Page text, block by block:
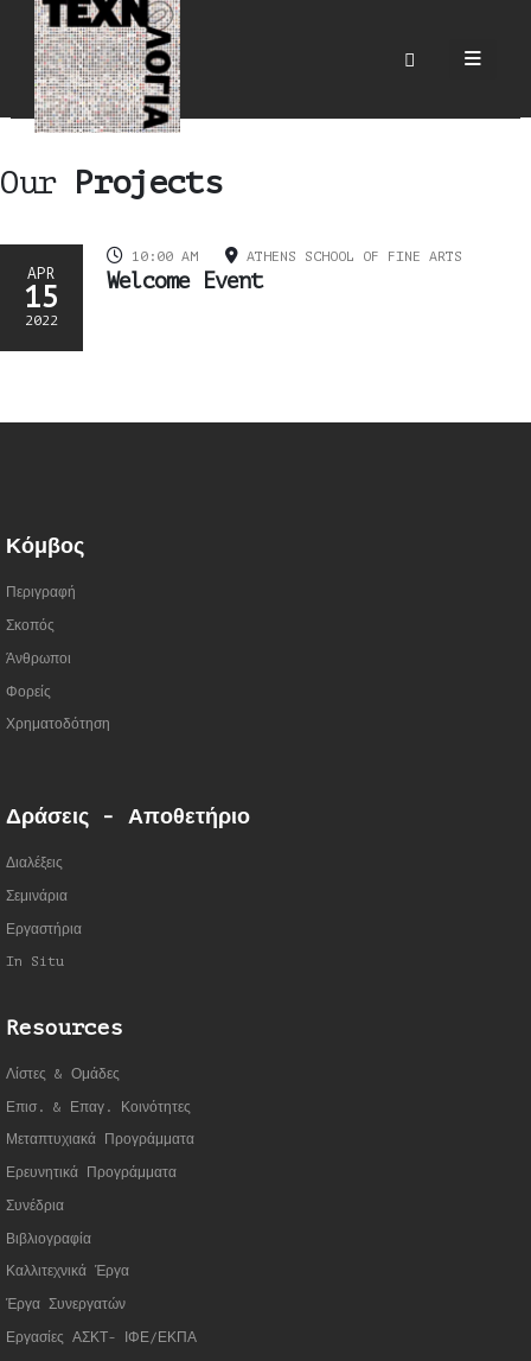
Our Projects
APR
15
2022
10:00 AM ATHENS SCHOOL OF FINE ARTS
Welcome Event
Κόμβος
Περιγραφή
Σκοπός
Άνθρωποι
Φορείς
Χρηματοδότηση
Δράσεις - Αποθετήριο
Διαλέξεις
Σεμινάρια
Εργαστήρια
In Situ
Resources
Λίστες & Ομάδες
Επισ. & Επαγ. Κοινότητες
Μεταπτυχιακά Προγράμματα
Ερευνητικά Προγράμματα
Συνέδρια
Βιβλιογραφία
Καλλιτεχνικά Έργα
Έργα Συνεργατών
Εργασίες ΑΣΚΤ- ΙΦΕ/ΕΚΠΑ